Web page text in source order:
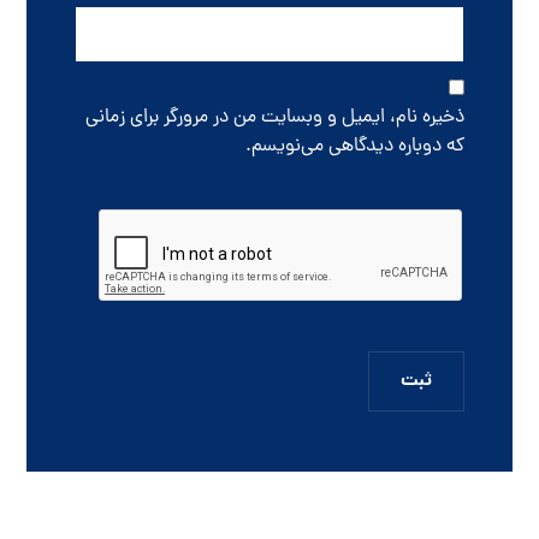
ذخیره نام، ایمیل و وبسایت من در مرورگر برای زمانی
که دوباره دیدگاهی می‌نویسم.
ثبت